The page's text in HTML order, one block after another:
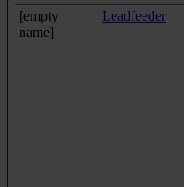
[empty
name]
Leadfeeder